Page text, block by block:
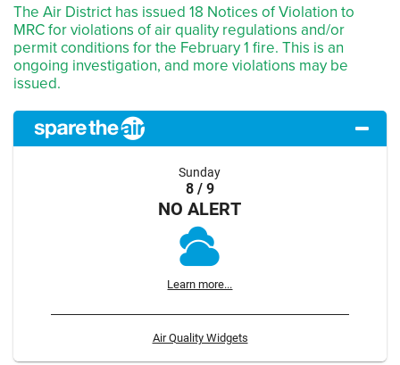
The Air District has issued 18 Notices of Violation to
MRC for violations of air quality regulations and/or
permit conditions for the February 1 fire. This is an
ongoing investigation, and more violations may be
issued.
Sunday
8 / 9
NO ALERT
Learn more...
Air Quality Widgets